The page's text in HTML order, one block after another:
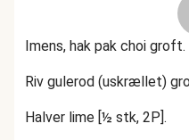
Imens, hak pak choi groft.
Riv gulerod (uskrællet)
Halver lime [½ stk, 2P].